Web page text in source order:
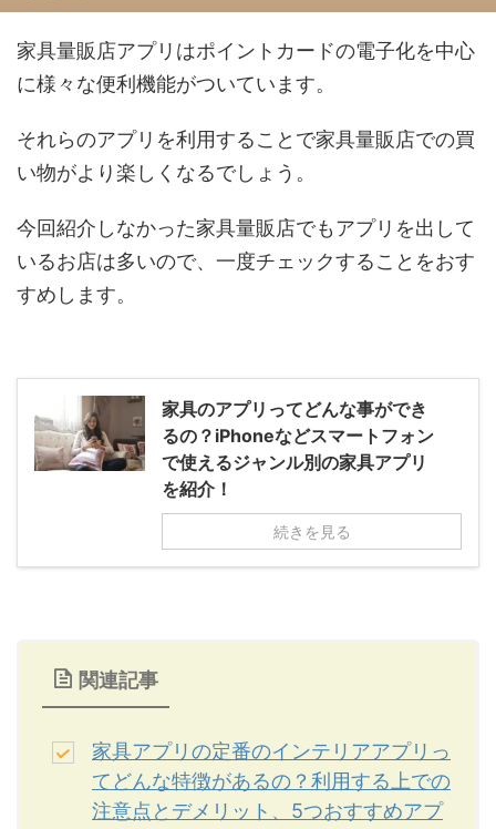
家具量販店アプリはポイントカードの電子化を中心
に様々な便利機能がついています。
それらのアプリを利用することで家具量販店での買
い物がより楽しくなるでしょう。
今回紹介しなかった家具量販店でもアプリを出して
いるお店は多いので、一度チェックすることをおす
すめします。
家具のアプリってどんな事ができ
るの？iPhoneなどスマートフォン
で使えるジャンル別の家具アプリ
を紹介！
続きを見る
関連記事
家具アプリの定番のインテリアアプリっ
てどんな特徴があるの？利用する上での
注意点とデメリット、5つおすすめアプ